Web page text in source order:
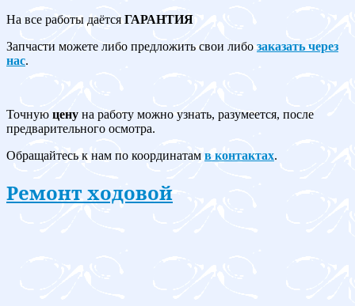
На все работы даётсяГАРАНТИЯ
Запчасти можете либо предложить свои либо заказать через
нас.
Точную цену на работу можно узнать, разумеется, после
предварительного осмотра.
Обращайтесь к нам по координатам в контактах.
Ремонт ходовой